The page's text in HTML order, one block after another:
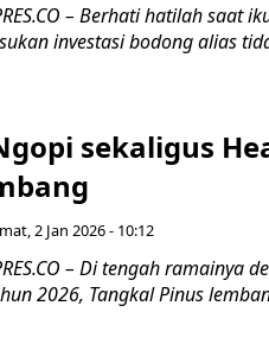
– Berhati hatilah saat
investasi bodong alias
sekaligus
2 Jan 2026 - 10:12
– Di tengah ramainya
2026, Tangkal Pinus